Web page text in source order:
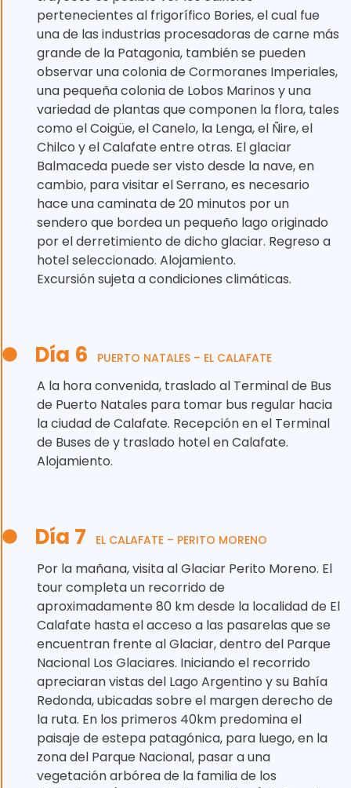
pertenecientes al frigorífico Bories, el cual fue
una de las industrias procesadoras de carne más
grande de la Patagonia, también se pueden
observar una colonia de Cormoranes Imperiales,
una pequeña colonia de Lobos Marinos y una
variedad de plantas que componen la flora, tales
como el Coigüe, el Canelo, la Lenga, el Ñire, el
Chilco y el Calafate entre otras. El glaciar
Balmaceda puede ser visto desde la nave, en
cambio, para visitar el Serrano, es necesario
hace una caminata de 20 minutos por un
sendero que bordea un pequeño lago originado
por el derretimiento de dicho glaciar. Regreso a
hotel seleccionado. Alojamiento.
Excursión sujeta a condiciones climáticas.
Día 6 PUERTO NATALES – EL CALAFATE
A la hora convenida, traslado al Terminal de Bus
de Puerto Natales para tomar bus regular hacia
la ciudad de Calafate. Recepción en el Terminal
de Buses de y traslado hotel en Calafate.
Alojamiento.
Día 7 EL CALAFATE – PERITO MORENO
Por la mañana, visita al Glaciar Perito Moreno. El
tour completa un recorrido de
aproximadamente 80 km desde la localidad de El
Calafate hasta el acceso a las pasarelas que se
encuentran frente al Glaciar, dentro del Parque
Nacional Los Glaciares. Iniciando el recorrido
apreciaran vistas del Lago Argentino y su Bahía
Redonda, ubicadas sobre el margen derecho de
la ruta. En los primeros 40km predomina el
paisaje de estepa patagónica, para luego, en la
zona del Parque Nacional, pasar a una
vegetación arbórea de la familia de los